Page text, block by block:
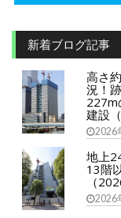
新着ブログ記事
高さ
況！
227m
建設
2026
地上
13階
（
2026